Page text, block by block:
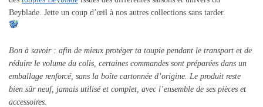
Beyblade. Jette un coup d’œil à nos autres collections sans tarder.
Bon à savoir : afin de mieux protéger ta toupie pendant le transport et de
réduire le volume du colis, certaines commandes sont préparées dans un
emballage renforcé, sans la boîte cartonnée d’origine. Le produit reste
bien sûr neuf, jamais utilisé et complet, avec l’ensemble de ses pièces et
accessoires.